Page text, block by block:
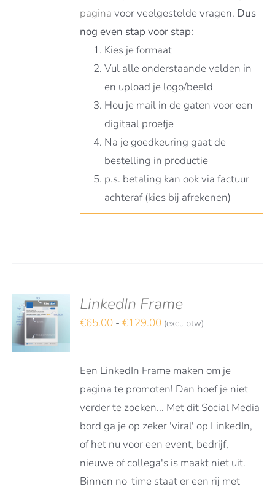
pagina voor veelgestelde vragen. Dus
nog even stap voor stap:
Kies je formaat
Vul alle onderstaande velden in
en upload je logo/beeld
Hou je mail in de gaten voor een
digitaal proefje
Na je goedkeuring gaat de
bestelling in productie
p.s. betaling kan ook via factuur
achteraf (kies bij afrekenen)
LinkedIn Frame
€65.00 - €129.00Prijsklasse:
€129.00
(excl. btw)
Een LinkedIn Frame maken om je
pagina te promoten! Dan hoef je niet
verder te zoeken... Met dit Social Media
bord ga je op zeker 'viral' op LinkedIn,
of het nu voor een event, bedrijf,
nieuwe of collega's is maakt niet uit.
Binnen no-time staat er een rij met